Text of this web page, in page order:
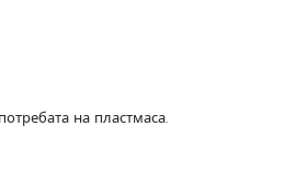
на пластмаса.